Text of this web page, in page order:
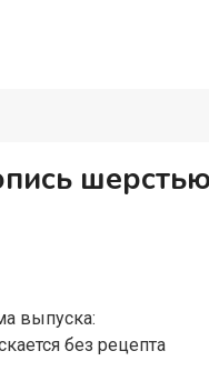
выпуска:
без рецепта